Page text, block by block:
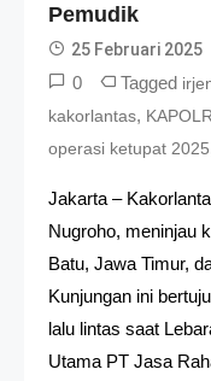
Pemudik
25 Februari 2025
0 Tagged
kakorlantas,
operasi ketupat 2025
Jakarta –
Nugroho, meninjau
Batu, Jawa Timur,
Kunjungan ini
lalu lintas saat
Utama PT Jasa